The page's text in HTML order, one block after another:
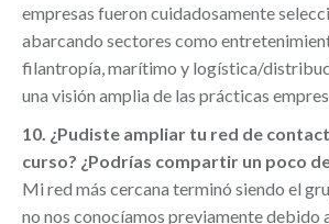
empresas fueron cuidadosamente
abarcando sectores como
filantropía, marítimo y logística/
una visión amplia de las prácticas
10. ¿Pudiste ampliar tu red de
curso? ¿Podrías compartir un poco
Mi red más cercana terminó siendo el
no nos conocíamos previamente debido